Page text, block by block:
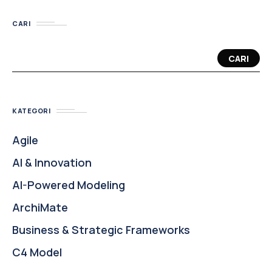
CARI
CARI
KATEGORI
Agile
AI & Innovation
AI-Powered Modeling
ArchiMate
Business & Strategic Frameworks
C4 Model